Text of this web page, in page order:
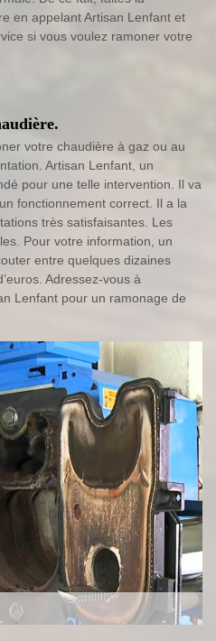
en appelant Artisan Lenfant et
si vous voulez ramoner votre
votre chaudière à gaz ou au
Artisan Lenfant, un
pour une telle intervention. Il va
fonctionnement correct. Il a la
très satisfaisantes. Les
Pour votre information, un
entre quelques dizaines
Adressez-vous à
Lenfant pour un ramonage de